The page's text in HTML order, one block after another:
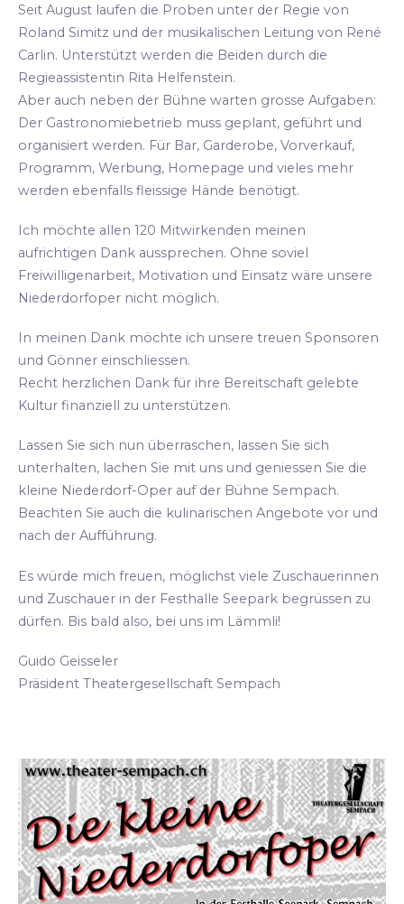
Seit August laufen die Proben unter der Regie von
Roland Simitz und der musikalischen Leitung von René
Carlin. Unterstützt werden die Beiden durch die
Regieassistentin Rita Helfenstein.
Aber auch neben der Bühne warten grosse Aufgaben:
Der Gastronomiebetrieb muss geplant, geführt und
organisiert werden. Für Bar, Garderobe, Vorverkauf,
Programm, Werbung, Homepage und vieles mehr
werden ebenfalls fleissige Hände benötigt.
Ich möchte allen 120 Mitwirkenden meinen
aufrichtigen Dank aussprechen. Ohne soviel
Freiwilligenarbeit, Motivation und Einsatz wäre unsere
Niederdorfoper nicht möglich.
In meinen Dank möchte ich unsere treuen Sponsoren
und Gönner einschliessen.
Recht herzlichen Dank für ihre Bereitschaft gelebte
Kultur finanziell zu unterstützen.
Lassen Sie sich nun überraschen, lassen Sie sich
unterhalten, lachen Sie mit uns und geniessen Sie die
kleine Niederdorf-Oper auf der Bühne Sempach.
Beachten Sie auch die kulinarischen Angebote vor und
nach der Aufführung.
Es würde mich freuen, möglichst viele Zuschauerinnen
und Zuschauer in der Festhalle Seepark begrüssen zu
dürfen. Bis bald also, bei uns im Lämmli!
Guido Geisseler
Präsident Theatergesellschaft Sempach